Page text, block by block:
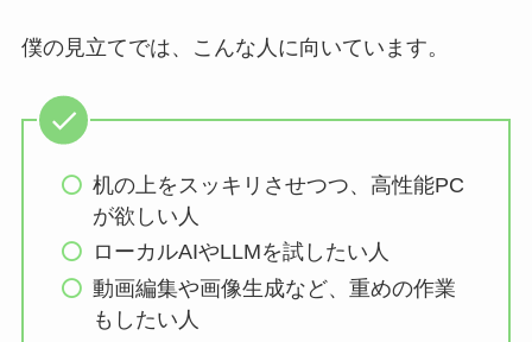
僕の見立てでは、こんな人に向いています。
机の上をスッキリさせつつ、高性能PC
が欲しい人
ローカルAIやLLMを試したい人
動画編集や画像生成など、重めの作業
もしたい人